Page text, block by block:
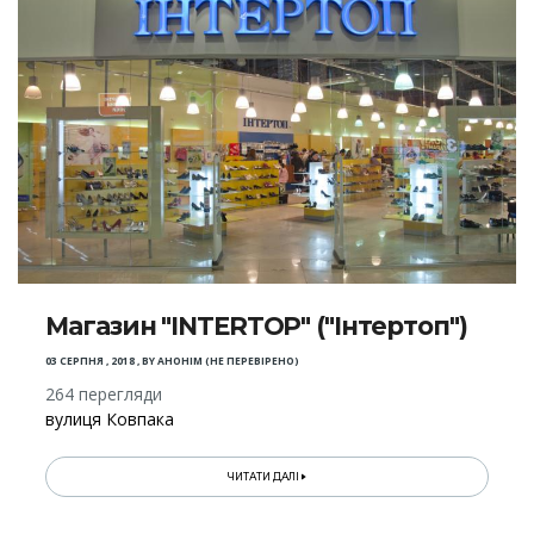
Магазин "INTERTOP" ("Інтертоп")
03 СЕРПНЯ , 2018,BYАНОНІМ (НЕ ПЕРЕВІРЕНО)
264 перегляди
вулиця Ковпака
ЧИТАТИ ДАЛІ